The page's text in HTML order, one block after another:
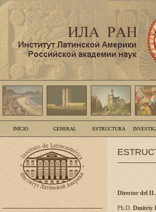
INICIO GENERAL ESTRUCTURA
Director del
Ph.D. Dmitriy